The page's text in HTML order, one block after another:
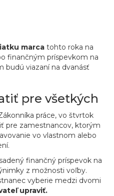
marca tohto roka na
finančným príspevkom na
budú viazaní na dvanásť
pre všetkých
práce, vo štvrtok
pre zamestnancov, ktorým
vo vlastnom alebo
finančný príspevok na
z možnosti voľby.
vyberie medzi dvomi
upraviť.